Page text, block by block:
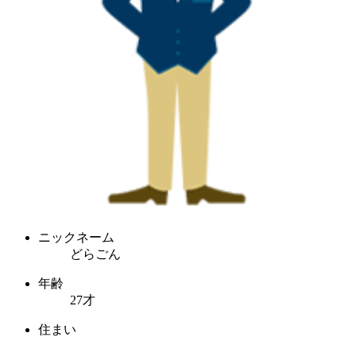
ニックネーム
どらごん
年齢
27才
住まい